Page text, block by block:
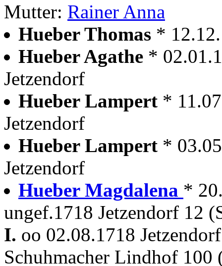
Mutter: Rainer Anna
Hueber Thomas *
Hueber Agathe *
Jetzendorf
Hueber Lampert *
Jetzendorf
Hueber Lampert *
Jetzendorf
Hueber Magdalena *
ungef.1718 Jetzendorf 12
I. oo 02.08.1718
Schuhmacher Lindhof 100